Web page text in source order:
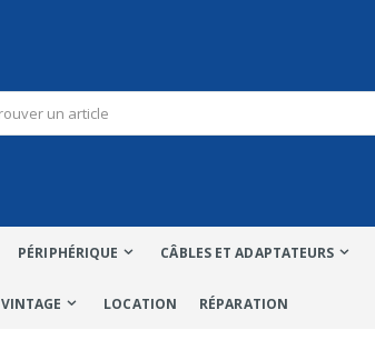
PÉRIPHÉRIQUE CÂBLES ET ADAPTATEURS
VINTAGE LOCATION RÉPARATION